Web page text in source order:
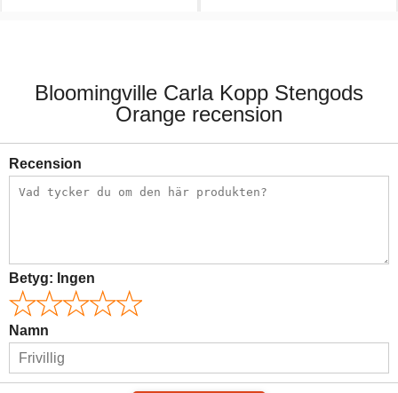
Bloomingville Carla Kopp Stengods
Orange recension
Recension
Betyg: Ingen
Namn